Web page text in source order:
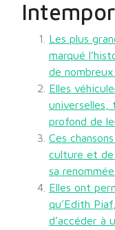
Les plus
marqué
de
Elles
universelles,
profond de
Ces
culture et de
sa
Elles ont
qu’Edith
d’accéder à